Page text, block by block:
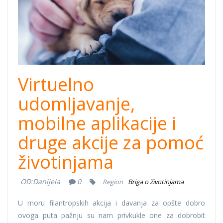
Virtuelno
udomljavanje,
mobilne aplikacije i
druge akcije za pomoć
životinjama
OD:Danijela 0 Region Briga o životinjama
U moru filantropskih akcija i davanja za opšte dobro
ovoga puta pažnju su nam privkukle one za dobrobit